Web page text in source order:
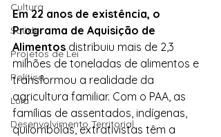
Cultura
Saúde
Projetos de Lei
Política
Lula
Desenvolvimento Territorial
Em 22 anos de existência, o
Programa de Aquisição de
Alimentos distribuiu mais de 2,3
milhões de toneladas de alimentos e
transformou a realidade da
agricultura familiar. Com o PAA, as
famílias de assentados, indígenas,
quilombolas, extrativistas têm a